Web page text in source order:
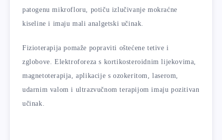
patogenu mikrofloru, potiču izlučivanje mokraćne
kiseline i imaju mali analgetski učinak.
Fizioterapija pomaže popraviti oštećene tetive i
zglobove. Elektroforeza s kortikosteroidnim lijekovima,
magnetoterapija, aplikacije s ozokeritom, laserom,
udarnim valom i ultrazvučnom terapijom imaju pozitivan
učinak.